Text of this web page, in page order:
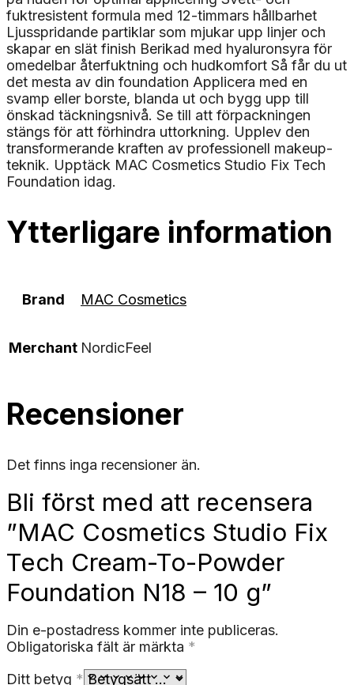
fuktresistent formula med 12-timmars hållbarhet
Ljusspridande partiklar som mjukar upp linjer och
skapar en slät finish Berikad med hyaluronsyra för
omedelbar återfuktning och hudkomfort Så får du ut
det mesta av din foundation Applicera med en
svamp eller borste, blanda ut och bygg upp till
önskad täckningsnivå. Se till att förpackningen
stängs för att förhindra uttorkning. Upplev den
transformerande kraften av professionell makeup-
teknik. Upptäck MAC Cosmetics Studio Fix Tech
Foundation idag.
Ytterligare information
Brand MAC Cosmetics
Merchant NordicFeel
Recensioner
Det finns inga recensioner än.
Bli först med att recensera
”MAC Cosmetics Studio Fix
Tech Cream-To-Powder
Foundation N18 – 10 g”
Din e-postadress kommer inte publiceras.
Obligatoriska fält är märkta *
Ditt betyg *